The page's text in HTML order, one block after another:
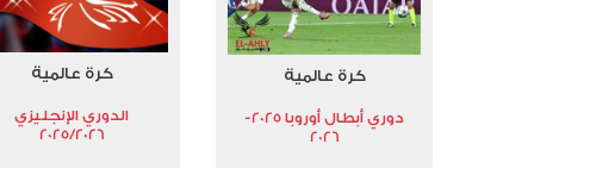
كرة عالمية
دوري أبطال أوروبا 2025-
2026
كرة عالمية
الدوري الإنجليزي
2025/2026